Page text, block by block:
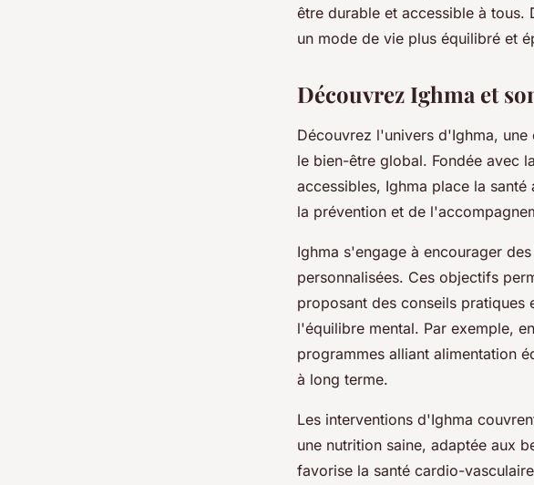
être durable et accessible à tous.
un mode de vie plus équilibré et
Découvrez Ighma et
Découvrez l'univers d'Ighma,
le bien-être global. Fondée avec
accessibles, Ighma place la
la prévention et de
Ighma s'engage à encourager
personnalisées. Ces objectifs
proposant des conseils pratiques
l'équilibre mental. Par exemple,
programmes alliant alimentation
à long terme.
Les interventions d'Ighma
une nutrition saine, adaptée aux
favorise la santé cardio-